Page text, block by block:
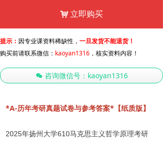
낙 立即购买
*A-历年考研真题试卷与参考答案*【纸质版】
2025年扬州大学610马克思主义哲学原理考研
提示： 因专业课资料稀缺性， 一旦发货不能退货！
购买前请联系微信： kaoyan1316 ，核实资料内容！
너 咨询微信号：kaoyan1316